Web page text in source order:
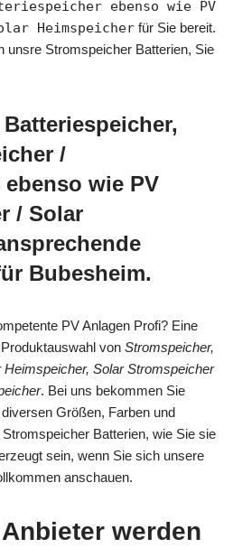
ebenso wie PV
Heimspeicher für Sie bereit.
unsre Stromspeicher Batterien, Sie
/
wie PV
/ Solar
Bubesheim.
PV Anlagen Profi? Eine
von Stromspeicher,
Solar Stromspeicher
. Bei uns bekommen Sie
Größen, Farben und
Batterien, wie Sie sie
sein, wenn Sie sich unsere
anschauen.
werden